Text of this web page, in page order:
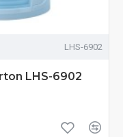
LHS-6902
LHS-6902